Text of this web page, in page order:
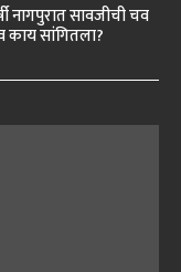
नागपुरात सावजीची चव
सांगितला?